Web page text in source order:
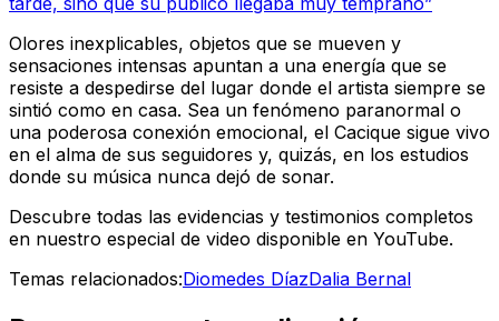
Olores inexplicables, objetos que se mueven y
sensaciones intensas apuntan a una energía que se
resiste a despedirse del lugar donde el artista siempre se
sintió como en casa. Sea un fenómeno paranormal o
una poderosa conexión emocional, el Cacique sigue vivo
en el alma de sus seguidores y, quizás, en los estudios
donde su música nunca dejó de sonar.
Descubre todas las evidencias y testimonios completos
en nuestro especial de video disponible en YouTube.
Temas relacionados:Diomedes DíazDalia Bernal